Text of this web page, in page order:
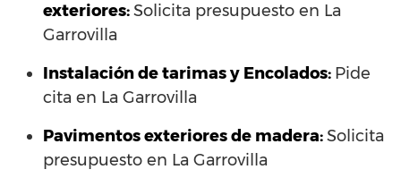
exteriores:Solicita presupuesto en La
Garrovilla
Instalación de tarimas y Encolados: Pide
cita en La Garrovilla
Pavimentos exteriores de madera:Solicita
presupuesto en La Garrovilla